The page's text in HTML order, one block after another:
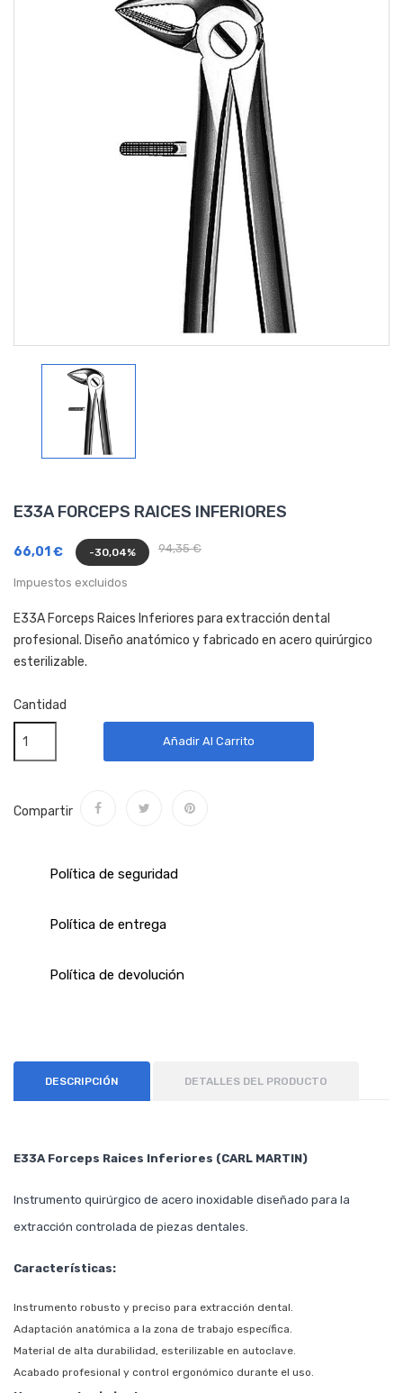
E33A FORCEPS RAICES INFERIORES
94,35 €
66,01 € -30,04%
Impuestos excluidos
E33A Forceps Raices Inferiores para extracción dental
profesional. Diseño anatómico y fabricado en acero quirúrgico
esterilizable.
Cantidad
Añadir Al Carrito
Compartir
Política de seguridad
Política de entrega
Política de devolución
DESCRIPCIÓN DETALLES DEL PRODUCTO
E33A Forceps Raices Inferiores (CARL MARTIN)
Instrumento quirúrgico de acero inoxidable diseñado para la
extracción controlada de piezas dentales.
Características:
Instrumento robusto y preciso para extracción dental.
Adaptación anatómica a la zona de trabajo específica.
Material de alta durabilidad, esterilizable en autoclave.
Acabado profesional y control ergonómico durante el uso.